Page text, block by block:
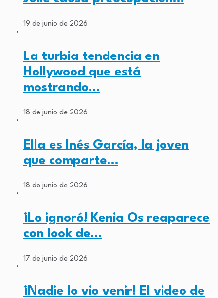
19 de junio de 2026
La turbia tendencia en
Hollywood que está
mostrando…
18 de junio de 2026
Ella es Inés García, la joven
que comparte…
18 de junio de 2026
¡Lo ignoró! Kenia Os reaparece
con look de…
17 de junio de 2026
¡Nadie lo vio venir! El video de